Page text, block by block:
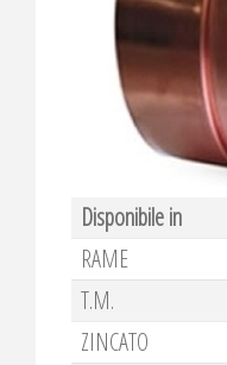
Disponibile in
RAME
T.M.
ZINCATO